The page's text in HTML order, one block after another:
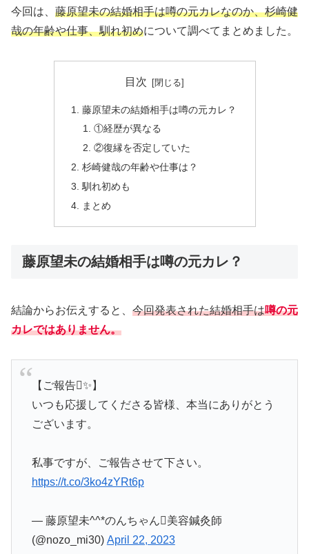
今回は、 藤原望未の結婚相手は噂の元カレなのか、杉崎健
哉の年齢や仕事、馴れ初めについて調べてまとめました。
目次
藤原望未の結婚相手は噂の元カレ？
①経歴が異なる
②復縁を否定していた
杉崎健哉の年齢や仕事は？
馴れ初めも
まとめ
藤原望未の結婚相手は噂の元カレ？
結論からお伝えすると、 今回発表された結婚相手は噂の元
カレではありません。
【ご報告✨】
いつも応援してくださる皆様、本当にありがとう
ございます。
私事ですが、ご報告させて下さい。
https://t.co/3ko4zYRt6p
— 藤原望未^^*のんちゃん美容鍼灸師
(@nozo_mi30) April 22, 2023